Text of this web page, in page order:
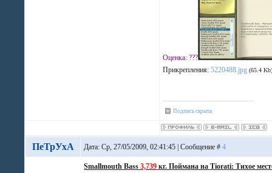
Оценка: ???
Прикрепления:5220488.jpg (65.4
Подпись скрыта
ПеТрУхА Дата: Ср, 27/05/2009, 02:41:45 | Сообщение #4
Smallmouth Bass3,739 кг. Поймана на Tiorati: Тихое